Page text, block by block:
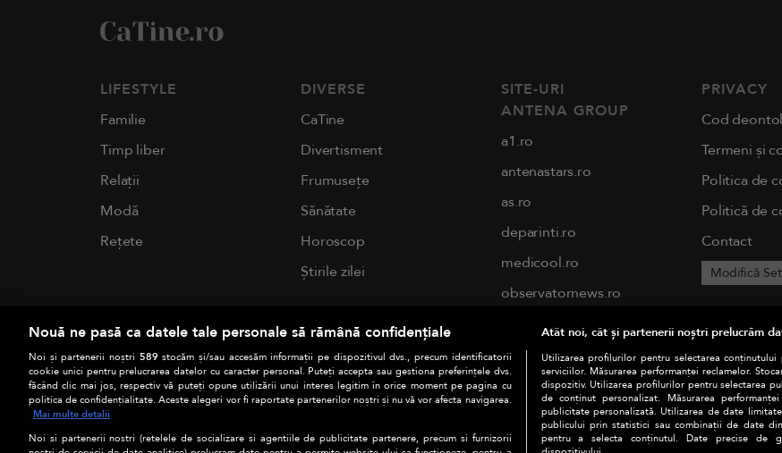
LIFESTYLE
Familie
Timp liber
Relații
Modă
Rețete
DIVERSE
CaTine
Divertisment
Frumusețe
Sănătate
Horoscop
Știrile zilei
SITE-URI
ANTENA GROUP
a1.ro
antenastars.ro
as.ro
deparinti.ro
medicool.ro
observatornews.ro
spynews.ro
tvhappy.ro
useit.ro
chefi.ro
zutv.ro
PRIVACY
Cod
Termeni și
Politica de
Politică de
Contact
Modifică
Nouă ne pasă ca datele tale personale să rămână confidențiale
Noi și partenerii noștri 589 stocăm și/sau accesăm informații pe dispozitivul dvs., precum identificatorii
cookie unici pentru prelucrarea datelor cu caracter personal. Puteți accepta sau gestiona preferințele dvs.
făcând clic mai jos, respectiv vă puteți opune utilizării unui interes legitim în orice moment pe pagina cu
politica de confidențialitate. Aceste alegeri vor fi raportate partenerilor noștri și nu vă vor afecta navigarea.
Mai multe detalii
Noi si partenerii nostri (retelele de socializare si agentiile de publicitate partenere, precum si furnizorii
Atât noi, cât și partenerii noștri prelucrăm
Utilizarea profilurilor pentru selectarea
serviciilor. Măsurarea performanței reclamelor.
dispozitiv. Utilizarea profilurilor pentru selectarea
de conținut personalizat. Măsurarea
publicitate personalizată. Utilizarea de date
publicului prin statistici sau combinații de date
pentru a selecta conținutul. Date precise de